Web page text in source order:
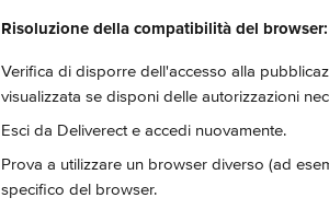
Risoluzione della compatibilità del browser:
Verifica di disporre dell'accesso alla
visualizzata se disponi delle autorizzazioni
Esci da Deliverect e accedi nuovamente.
Prova a utilizzare un browser diverso (ad
specifico del browser.